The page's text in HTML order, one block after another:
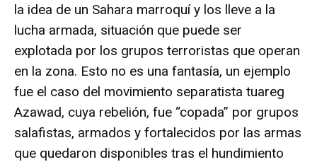
la idea de un Sahara marroquí y los lleve a la
lucha armada, situación que puede ser
explotada por los grupos terroristas que operan
en la zona. Esto no es una fantasía, un ejemplo
fue el caso del movimiento separatista tuareg
Azawad, cuya rebelión, fue “copada” por grupos
salafistas, armados y fortalecidos por las armas
que quedaron disponibles tras el hundimiento